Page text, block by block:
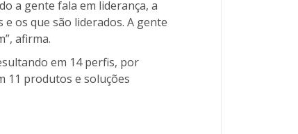
a gente fala em liderança, a
os que são liderados. A gente
afirma.
em 14 perfis, por
11 produtos e soluções